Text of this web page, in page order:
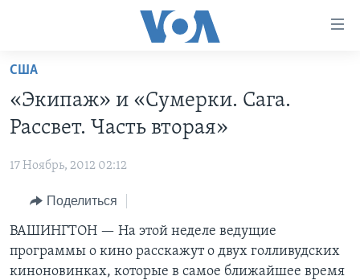
Перейти
основной
контент
навигации
Перейти
поиск
НОВОСТИ ЗА МИНУТУ
ИТОГИ
ПОЧЕМУ ЭТО ВАЖНО?
ДИСКУССИЯ VOA
УЧИМ АНГЛИЙСКИЙ
НАША АМЕРИКАНСКАЯ ИСТОРИЯ
А КАК В АМЕРИКЕ?
АРТЕФАКТЫ
ЭКСПЕРТИЗА
ИНТЕРВЬЮ
ФАКТЫ ПРОТИВ ФЕЙКОВ
ЗА СВОБОДУ ПРЕССЫ
США
«Экипаж» и «Сумерки. Сага.
Рассвет. Часть вторая»
17 Ноябрь, 2012 02:12
Поделиться
ВАШИНГТОН — На этой неделе ведущие
программы о кино расскажут о двух голливудских
киноновинках, которые в самое ближайшее время